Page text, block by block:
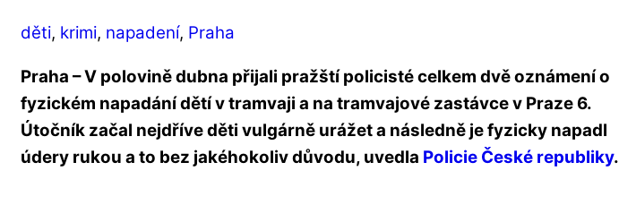
děti, krimi, napadení, Praha
Praha – V polovině dubna přijali pražští policisté celkem dvě oznámení o
fyzickém napadání dětí v tramvaji a na tramvajové zastávce v Praze 6.
Útočník začal nejdříve děti vulgárně urážet a následně je fyzicky napadl
údery rukou a to bez jakéhokoliv důvodu, uvedla Policie České republiky.